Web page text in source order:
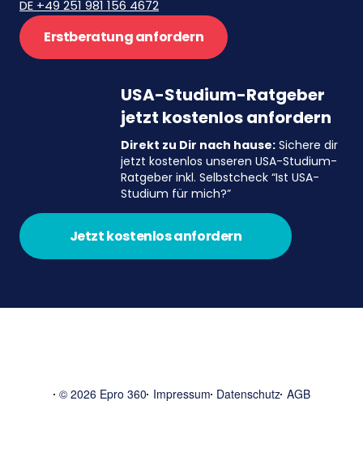
DE +49 251 981 156 4672
Erstberatung anfordern
USA-Studium-Ratgeber
jetzt kostenlos anfordern
Direkt zu Dir nach hause: Sichere dir
jetzt kostenlos unseren USA-Studium-
Ratgeber inkl. Selbstcheck “Ist USA-
Studium für mich?”
Jetzt kostenlos anfordern
© 2026 Epro 360 Impressum Datenschutz AGB